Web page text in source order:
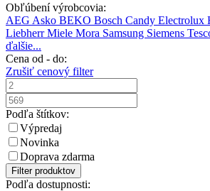
Obľúbení výrobcovia:
AEG Asko BEKO Bosch Candy Electrolux
LiebherrMiele Mora Samsung Siemens
ďalšie...
Cena od - do:
Zrušiť cenový filter
Podľa štítkov:
Výpredaj
Novinka
Doprava zdarma
Filter produktov
Podľa dostupnosti: